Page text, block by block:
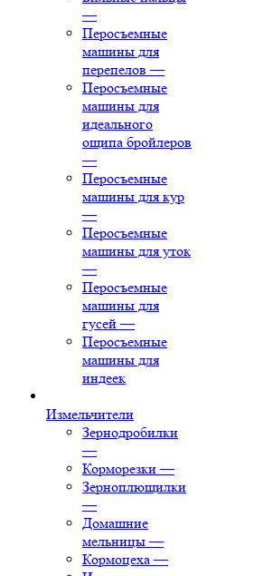
—
Перосъемные
машины для
перепелов —
Перосъемные
машины для
идеального
ощипа бройлеров
—
Перосъемные
машины для кур
—
Перосъемные
машины для уток
—
Перосъемные
машины для
гусей —
Перосъемные
машины для
индеек
Измельчители
Зернодробилки
—
Корморезки —
Зерноплющилки
—
Домашние
мельницы —
Кормоцеха —